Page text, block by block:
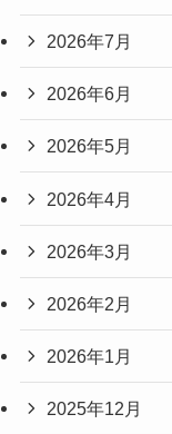
2026年7月
2026年6月
2026年5月
2026年4月
2026年3月
2026年2月
2026年1月
2025年12月